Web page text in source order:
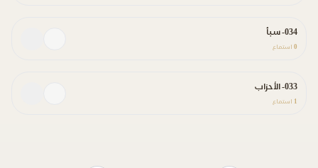
034- سبأ
0 استماع
033- الأحزاب
1 استماع